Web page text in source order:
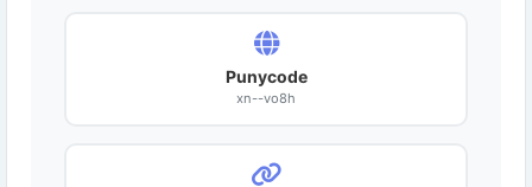
Punycode
xn--vo8h